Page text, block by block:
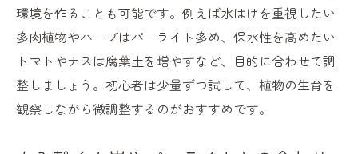
環境を作ることも可能です。例えば水はけを重視したい
多肉植物やハーブはパーライト多め、保水性を高めたい
トマトやナスは腐葉土を増やすなど、目的に合わせて調
整しましょう。初心者は少量ずつ試して、植物の生育を
観察しながら微調整するのがおすすめです。